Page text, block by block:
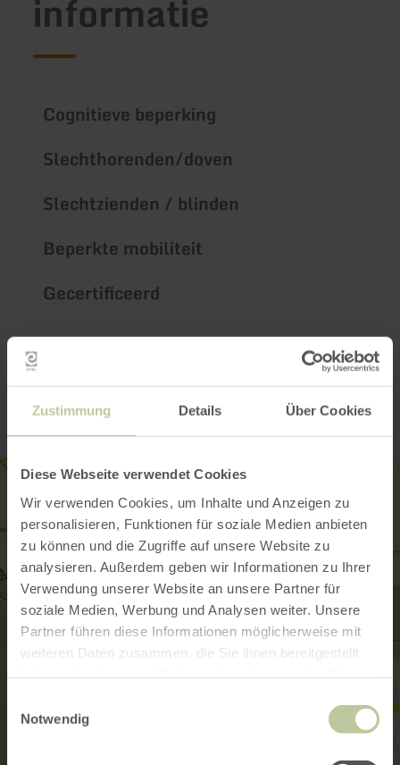
Zustimmung Details Über Cookies
Diese Webseite verwendet Cookies
Wir verwenden Cookies, um Inhalte und Anzeigen zu
personalisieren, Funktionen für soziale Medien anbieten
zu können und die Zugriffe auf unsere Website zu
analysieren. Außerdem geben wir Informationen zu Ihrer
Verwendung unserer Website an unsere Partner für
soziale Medien, Werbung und Analysen weiter. Unsere
Partner führen diese Informationen möglicherweise mit
weiteren Daten zusammen, die Sie ihnen bereitgestellt
Notwendig
informatie
Cognitieve beperking
Slechthorenden/doven
Slechtzienden / blinden
Beperkte mobiliteit
Gecertificeerd
Contact